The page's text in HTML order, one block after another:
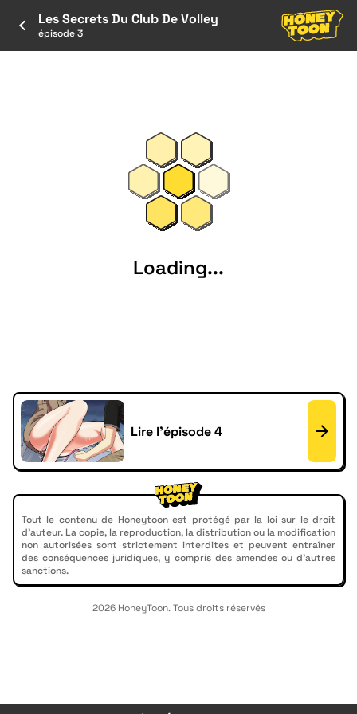
Les Secrets Du Club De Volley
épisode 3
Loading...
Lire l'épisode 4
Tout le contenu de Honeytoon est protégé par la loi sur le droit
d'auteur. La copie, la reproduction, la distribution ou la modification
non autorisées sont strictement interdites et peuvent entraîner
des conséquences juridiques, y compris des amendes ou d'autres
sanctions.
2026 HoneyToon. Tous droits réservés